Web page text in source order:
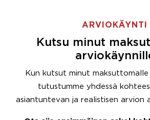
ARVIOKÄYNTI
Kutsu minut
Kun kutsut minut maksuttomalle
tutustumme yhdessä
asiantuntevan ja realistisen arvion